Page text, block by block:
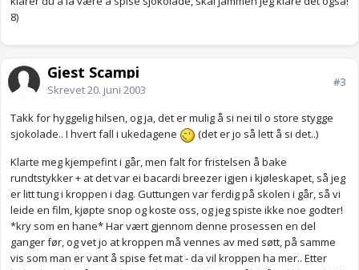
8)
Gjest Scampi
Skrevet20. juni 2003
#3
Takk for hyggelig hilsen, og ja, det er mulig å si nei til o store stygge
sjokolade.. I hvert fall i ukedagene
(det er jo så lett å si det..)
Klarte meg kjempefint i går, men falt for fristelsen å bake
rundtstykker + at det var ei bacardi breezer igjen i kjøleskapet, så jeg
er litt tung i kroppen i dag. Guttungen var ferdig på skolen i går, så vi
leide en film, kjøpte snop og koste oss, og jeg spiste ikke noe godter!
*kry som en hane* Har vært gjennom denne prosessen en del
ganger før, og vet jo at kroppen må vennes av med søtt, på samme
vis som man er vant å spise fet mat - da vil kroppen ha mer.. Etter